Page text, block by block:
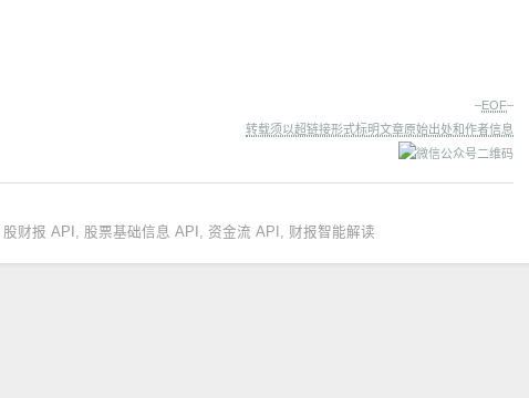
–EOF–
转载须以超链接形式标明文章原始出处和作者信息
股财报 API , 股票基础信息 API , 资金流 API , 财报智能解读